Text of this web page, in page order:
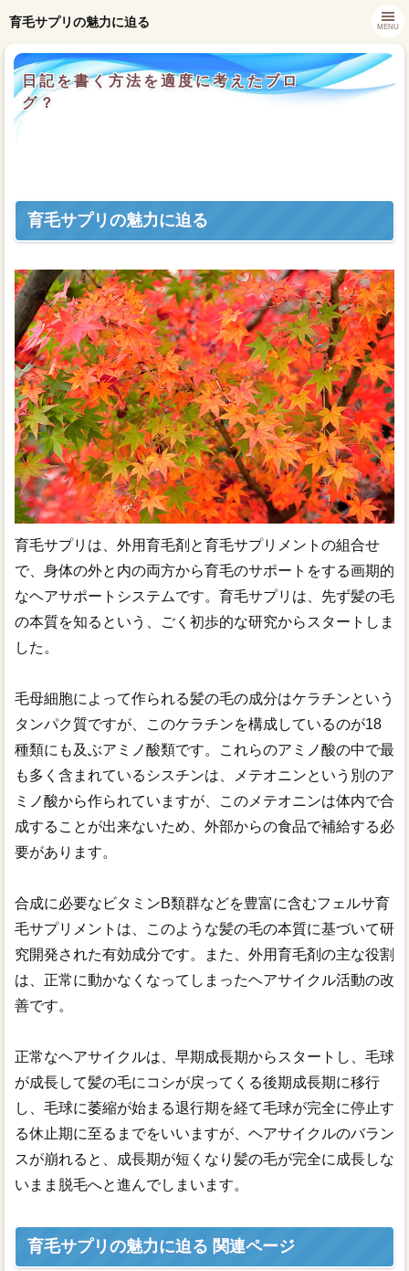
育毛サプリの魅力に迫る
日記を書く方法を適度に考えたブロ
グ？
MENU
育毛サプリの魅力に迫る
育毛サプリは、外用育毛剤と育毛サプリメントの組合せ
で、身体の外と内の両方から育毛のサポートをする画期的
なヘアサポートシステムです。育毛サプリは、先ず髪の毛
の本質を知るという、ごく初歩的な研究からスタートしま
した。
毛母細胞によって作られる髪の毛の成分はケラチンという
タンパク質ですが、このケラチンを構成しているのが18
種類にも及ぶアミノ酸類です。これらのアミノ酸の中で最
も多く含まれているシスチンは、メテオニンという別のア
ミノ酸から作られていますが、このメテオニンは体内で合
成することが出来ないため、外部からの食品で補給する必
要があります。
合成に必要なビタミンB類群などを豊富に含むフェルサ育
毛サプリメントは、このような髪の毛の本質に基づいて研
究開発された有効成分です。また、外用育毛剤の主な役割
は、正常に動かなくなってしまったヘアサイクル活動の改
善です。
正常なヘアサイクルは、早期成長期からスタートし、毛球
が成長して髪の毛にコシが戻ってくる後期成長期に移行
し、毛球に萎縮が始まる退行期を経て毛球が完全に停止す
る休止期に至るまでをいいますが、ヘアサイクルのバラン
スが崩れると、成長期が短くなり髪の毛が完全に成長しな
いまま脱毛へと進んでしまいます。
育毛サプリの魅力に迫る 関連ページ